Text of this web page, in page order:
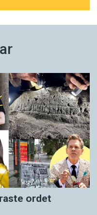
ordet